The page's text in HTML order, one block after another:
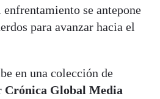
se antepone
para avanzar hacia el
en una colección de
Crónica Global Media